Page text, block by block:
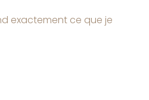
exactement ce que je